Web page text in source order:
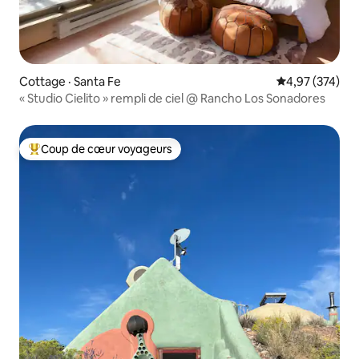
Cottage · Santa Fe Note
4,97 (374)
« Studio Cielito » rempli de ciel @ Rancho Los Sonadores
Coup de cœur voyageurs parmi les plus aimés
Coup de cœur voyageurs